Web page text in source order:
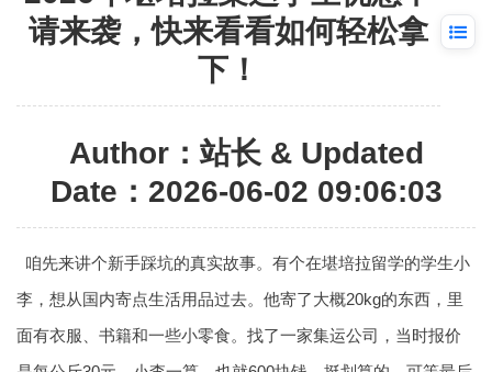
请来袭，快来看看如何轻松拿
下！
Author：站长 & Updated
Date：2026-06-02 09:06:03
咱先来讲个新手踩坑的真实故事。有个在堪培拉留学的学生小
李，想从国内寄点生活用品过去。他寄了大概20kg的东西，里
面有衣服、书籍和一些小零食。找了一家集运公司，当时报价